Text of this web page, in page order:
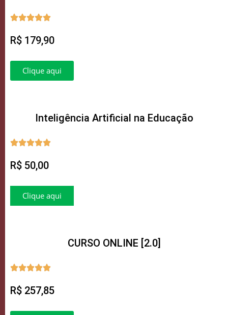
R$ 179,90
Clique aqui
Inteligência Artificial na Educação
R$ 50,00
Clique aqui
CURSO ONLINE [2.0]
R$ 257,85